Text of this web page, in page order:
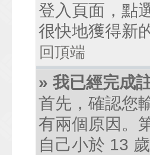
登入頁面，點
很快地獲得新
回頂端
» 我已經完成
首先，確認您
有兩個原因。
自己小於 13